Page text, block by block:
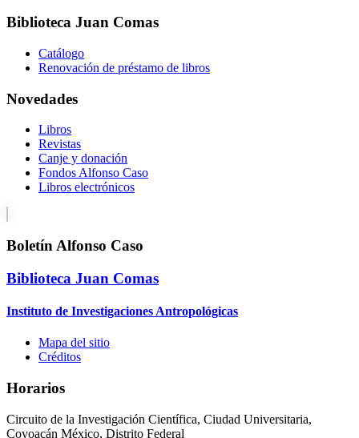
Biblioteca Juan Comas
Catálogo
Renovación de préstamo de libros
Novedades
Libros
Revistas
Canje y donación
Fondos Alfonso Caso
Libros electrónicos
Boletín Alfonso Caso
Biblioteca Juan Comas
Instituto de Investigaciones Antropológicas
Mapa del sitio
Créditos
Horarios
Circuito de la Investigación Científica, Ciudad Universitaria,
Coyoacán México, Distrito Federal